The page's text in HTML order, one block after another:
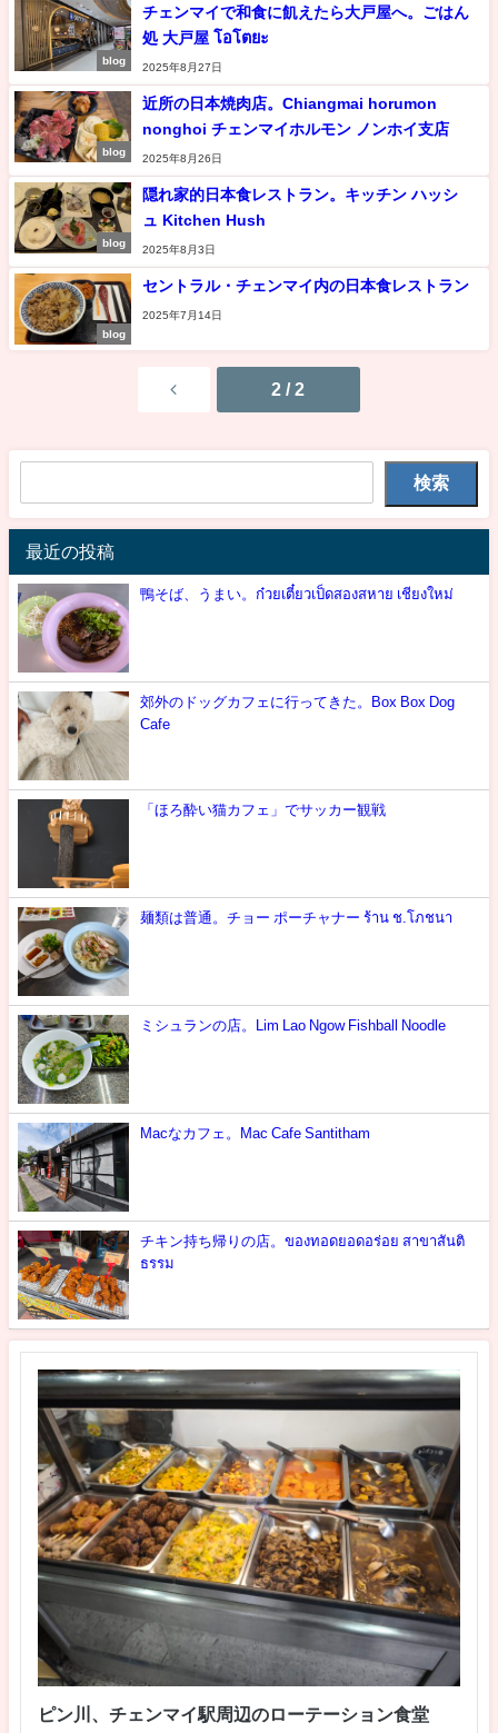
blog
チェンマイで和食に飢えたら大戸屋へ。ごはん
処 大戸屋 โอโตยะ
2025年8月27日
blog
近所の日本焼肉店。Chiangmai horumon
nonghoi チェンマイホルモン ノンホイ支店
2025年8月26日
blog
隠れ家的日本食レストラン。キッチン ハッシ
ュ Kitchen Hush
2025年8月3日
blog
セントラル・チェンマイ内の日本食レストラン
2025年7月14日
2 / 2
検索
最近の投稿
鴨そば、うまい。ก๋วยเตี๋ยวเป็ดสองสหาย เชียงใหม่
郊外のドッグカフェに行ってきた。Box Box Dog
Cafe
「ほろ酔い猫カフェ」でサッカー観戦
麺類は普通。チョー ポーチャナー ร้าน ช.โภชนา
ミシュランの店。Lim Lao Ngow Fishball Noodle
Macなカフェ。Mac Cafe Santitham
チキン持ち帰りの店。ของทอดยอดอร่อย สาขาสันติ
ธรรม